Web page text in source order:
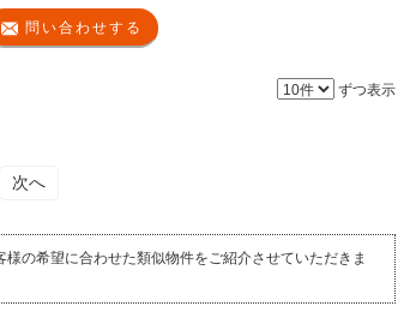
問い合わせする
ずつ表示
次へ
の希望に合わせた類似物件をご紹介させていただきま